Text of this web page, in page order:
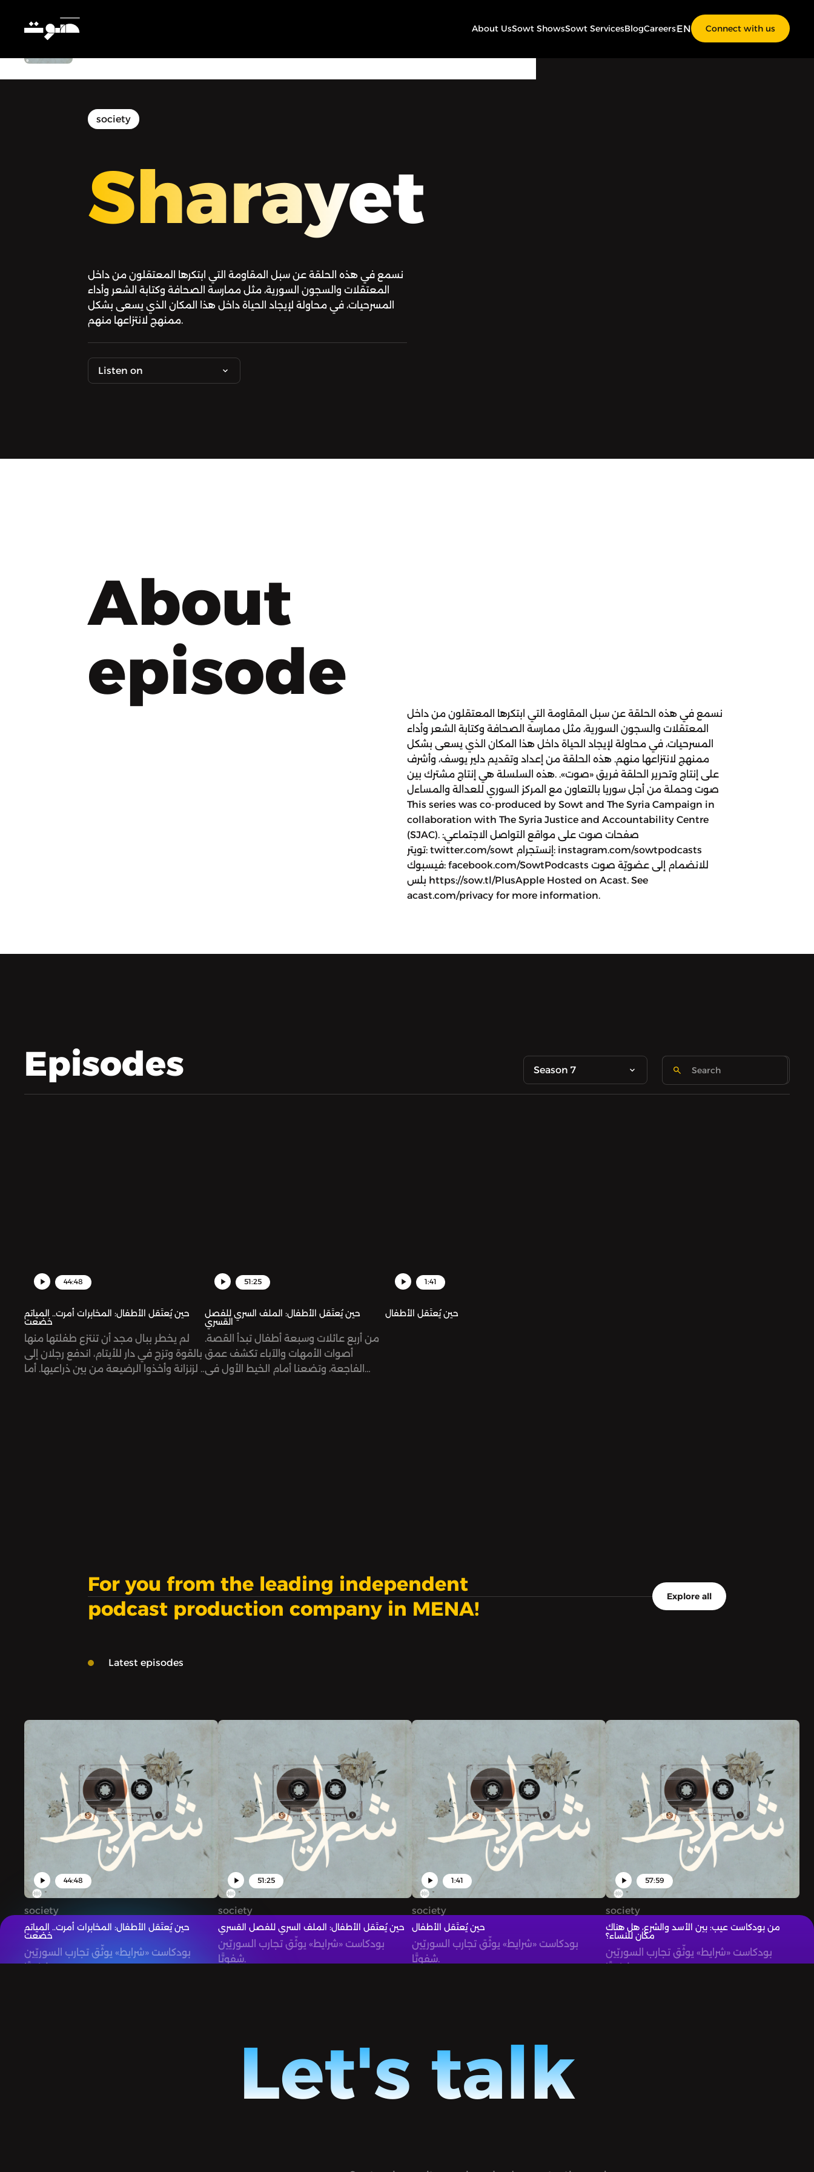
About UsSowt ShowsSowt ServicesBlogCareersEN Connect with us
Sharayet | شرايط - وراء الشمس: المقاومة
society
Sharayet
نسمع في هذه الحلقة عن سبل المقاومة التي ابتكرها المعتقلون من داخل
المعتقلات والسجون السورية، مثل ممارسة الصحافة وكتابة الشعر وأداء
المسرحيات، في محاولة لإيجاد الحياة داخل هذا المكان الذي يسعى بشكل
ممنهج لانتزاعها منهم.
Listen on
About
episode
نسمع في هذه الحلقة عن سبل المقاومة التي ابتكرها المعتقلون من داخل
المعتقلات والسجون السورية، مثل ممارسة الصحافة وكتابة الشعر وأداء
المسرحيات، في محاولة لإيجاد الحياة داخل هذا المكان الذي يسعى بشكل
ممنهج لانتزاعها منهم. هذه الحلقة من إعداد وتقديم دلير يوسف، وأشرف
على إنتاج وتحرير الحلقة فريق «صوت». .ھذه السلسلة هي إنتاج مشترك بین
صوت وحملة من أجل سوریا بالتعاون مع المركز السوري للعدالة والمساءل
This series was co-produced by Sowt and The Syria Campaign in
collaboration with The Syria Justice and Accountability Centre
(SJAC). صفحات صوت على مواقع التواصل الاجتماعي:
تويتر: twitter.com/sowt إنستجرام: instagram.com/sowtpodcasts
فيسبوك: facebook.com/SowtPodcasts للانضمام إلى عضويّة صوت
بلس https://sow.tl/PlusApple Hosted on Acast. See
acast.com/privacy for more information.
Episodes Season 7
44:48
حين يُعتَقل الأطفال: المخابرات أمرت.. المياتم
خضعت
لم يخطر ببال مجد أن تنتزع طفلتها منها
بالقوة وتزج في دار للأيتام، اندفع رجلان إلى
الزنزانة وأخذوا الرضيعة من بين ذراعيها. أما
51:25
حين يُعتَقل الأطفال: الملف السري للفصل
القسري
من أربع عائلات وسبعة أطفال تبدأ القصة.
أصوات الأمهات والآباء تكشف عمق
الفاجعة، وتضعنا أمام الخيط الأول في
1:41
حين يُعتَقل الأطفال
For you from the leading independent
podcast production company in MENA!
Explore all
Latest episodes
44:48
society
حين يُعتَقل الأطفال: المخابرات أمرت.. المياتم
خضعت
بودكاست «شرايط» يوثّق تجارب السوريّين
51:25
society
حين يُعتَقل الأطفال: الملف السري للفصل القسري
بودكاست «شرايط» يوثّق تجارب السوريّين
شفويًّا.
1:41
society
حين يُعتَقل الأطفال
بودكاست «شرايط» يوثّق تجارب السوريّين
شفويًّا.
57:59
society
من بودكاست عيب: بين الأسد والشرع، هل هناك
مكان للنساء؟
بودكاست «شرايط» يوثّق تجارب السوريّين
Let's talk